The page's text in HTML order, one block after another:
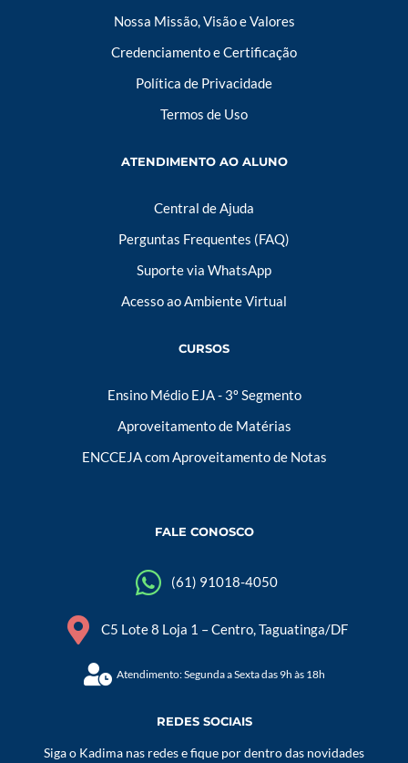
Nossa Missão, Visão e Valores
Credenciamento e Certificação
Política de Privacidade
Termos de Uso
ATENDIMENTO AO ALUNO
Central de Ajuda
Perguntas Frequentes (FAQ)
Suporte via WhatsApp
Acesso ao Ambiente Virtual
CURSOS
Ensino Médio EJA - 3º Segmento
Aproveitamento de Matérias
ENCCEJA com Aproveitamento de Notas
FALE CONOSCO
(61) 91018-4050
C5 Lote 8 Loja 1 – Centro, Taguatinga/DF
Atendimento: Segunda a Sexta das 9h às 18h
REDES SOCIAIS
Siga o Kadima nas redes e fique por dentro das novidades